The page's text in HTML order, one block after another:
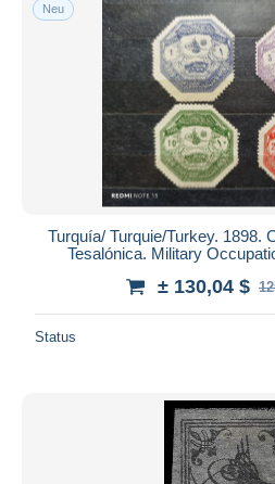
Neu
Turquía/ Turquie/Turkey. 1898.
Tesalónica. Military
± 130,04 $
Status